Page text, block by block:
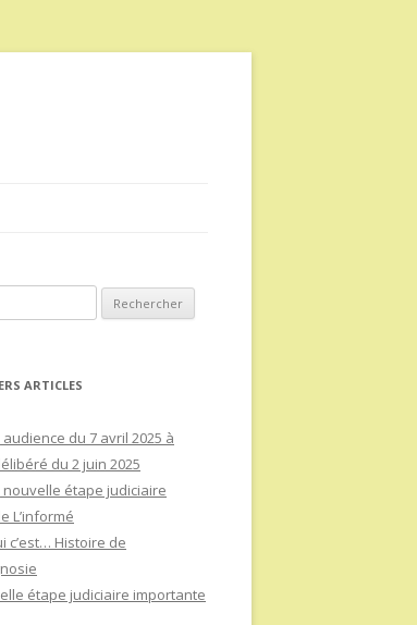
ARTICLES
du 7 avril 2025 à
du 2 juin 2025
nouvelle étape judiciaire
L’informé
c’est… Histoire de
étape judiciaire importante